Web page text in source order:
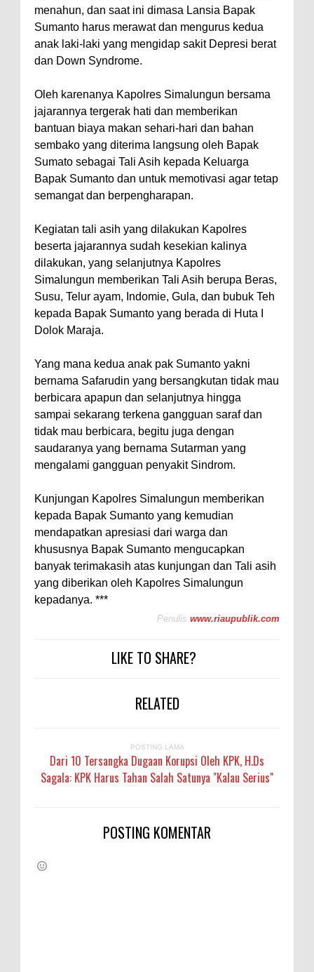
menahun, dan saat ini dimasa Lansia Bapak
Sumanto harus merawat dan mengurus kedua
anak laki-laki yang mengidap sakit Depresi berat
dan Down Syndrome.
Oleh karenanya Kapolres Simalungun bersama
jajarannya tergerak hati dan memberikan
bantuan biaya makan sehari-hari dan bahan
sembako yang diterima langsung oleh Bapak
Sumato sebagai Tali Asih kepada Keluarga
Bapak Sumanto dan untuk memotivasi agar tetap
semangat dan berpengharapan.
Kegiatan tali asih yang dilakukan Kapolres
beserta jajarannya sudah kesekian kalinya
dilakukan, yang selanjutnya Kapolres
Simalungun memberikan Tali Asih berupa Beras,
Susu, Telur ayam, Indomie, Gula, dan bubuk Teh
kepada Bapak Sumanto yang berada di Huta I
Dolok Maraja.
Yang mana kedua anak pak Sumanto yakni
bernama Safarudin yang bersangkutan tidak mau
berbicara apapun dan selanjutnya hingga
sampai sekarang terkena gangguan saraf dan
tidak mau berbicara, begitu juga dengan
saudaranya yang bernama Sutarman yang
mengalami gangguan penyakit Sindrom.
Kunjungan Kapolres Simalungun memberikan
kepada Bapak Sumanto yang kemudian
mendapatkan apresiasi dari warga dan
khususnya Bapak Sumanto mengucapkan
banyak terimakasih atas kunjungan dan Tali asih
yang diberikan oleh Kapolres Simalungun
kepadanya. ***
Penulis www.riaupublik.com
LIKE TO SHARE?
RELATED
POSTING LAMA
Dari 10 Tersangka Dugaan Korupsi Oleh KPK, H.Ds
Sagala: KPK Harus Tahan Salah Satunya "Kalau Serius"
POSTING KOMENTAR